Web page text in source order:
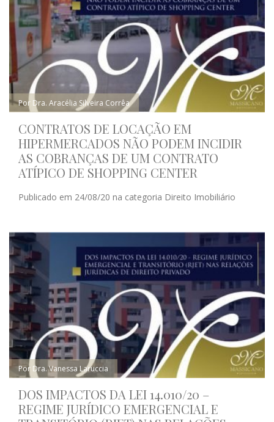
Por Dra. Aracélia Silveira Corrêa
CONTRATOS DE LOCAÇÃO EM
HIPERMERCADOS NÃO PODEM INCIDIR
AS COBRANÇAS DE UM CONTRATO
ATÍPICO DE SHOPPING CENTER
Publicado em 24/08/20 na categoria Direito Imobiliário
Por Dra. Vanessa Laruccia
DOS IMPACTOS DA LEI 14.010/20 –
REGIME JURÍDICO EMERGENCIAL E